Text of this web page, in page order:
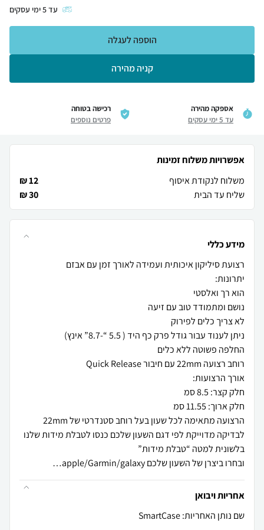
עד5ימי עסקים
קניה מהירה
הוספה לעגלה
אספקה מהירה
עד 5 ימי עסקים
רכישה בטוחה
פרטים נוספים
אפשרויות משלוח זמינות
משלוח לנקודת איסוף
12 ₪
שליח עד הבית
30 ₪
מידע כללי
ובחרו ביצרן של השעון שלכם apple/Garmin/galaxy…
אחריות ויבואן
שם נותן האחריות: SmartCase